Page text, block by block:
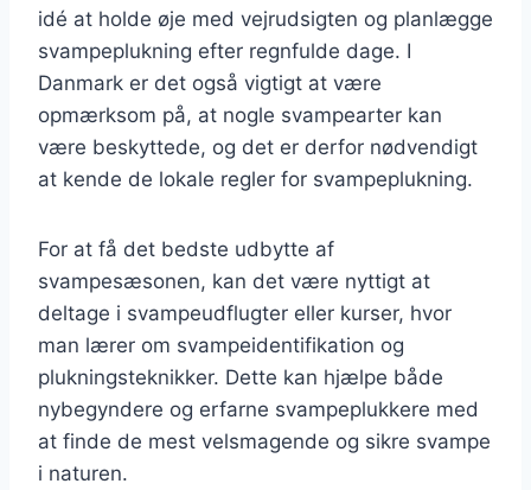
idé at holde øje med vejrudsigten og planlægge
svampeplukning efter regnfulde dage. I
Danmark er det også vigtigt at være
opmærksom på, at nogle svampearter kan
være beskyttede, og det er derfor nødvendigt
at kende de lokale regler for svampeplukning.
For at få det bedste udbytte af
svampesæsonen, kan det være nyttigt at
deltage i svampeudflugter eller kurser, hvor
man lærer om svampeidentifikation og
plukningsteknikker. Dette kan hjælpe både
nybegyndere og erfarne svampeplukkere med
at finde de mest velsmagende og sikre svampe
i naturen.